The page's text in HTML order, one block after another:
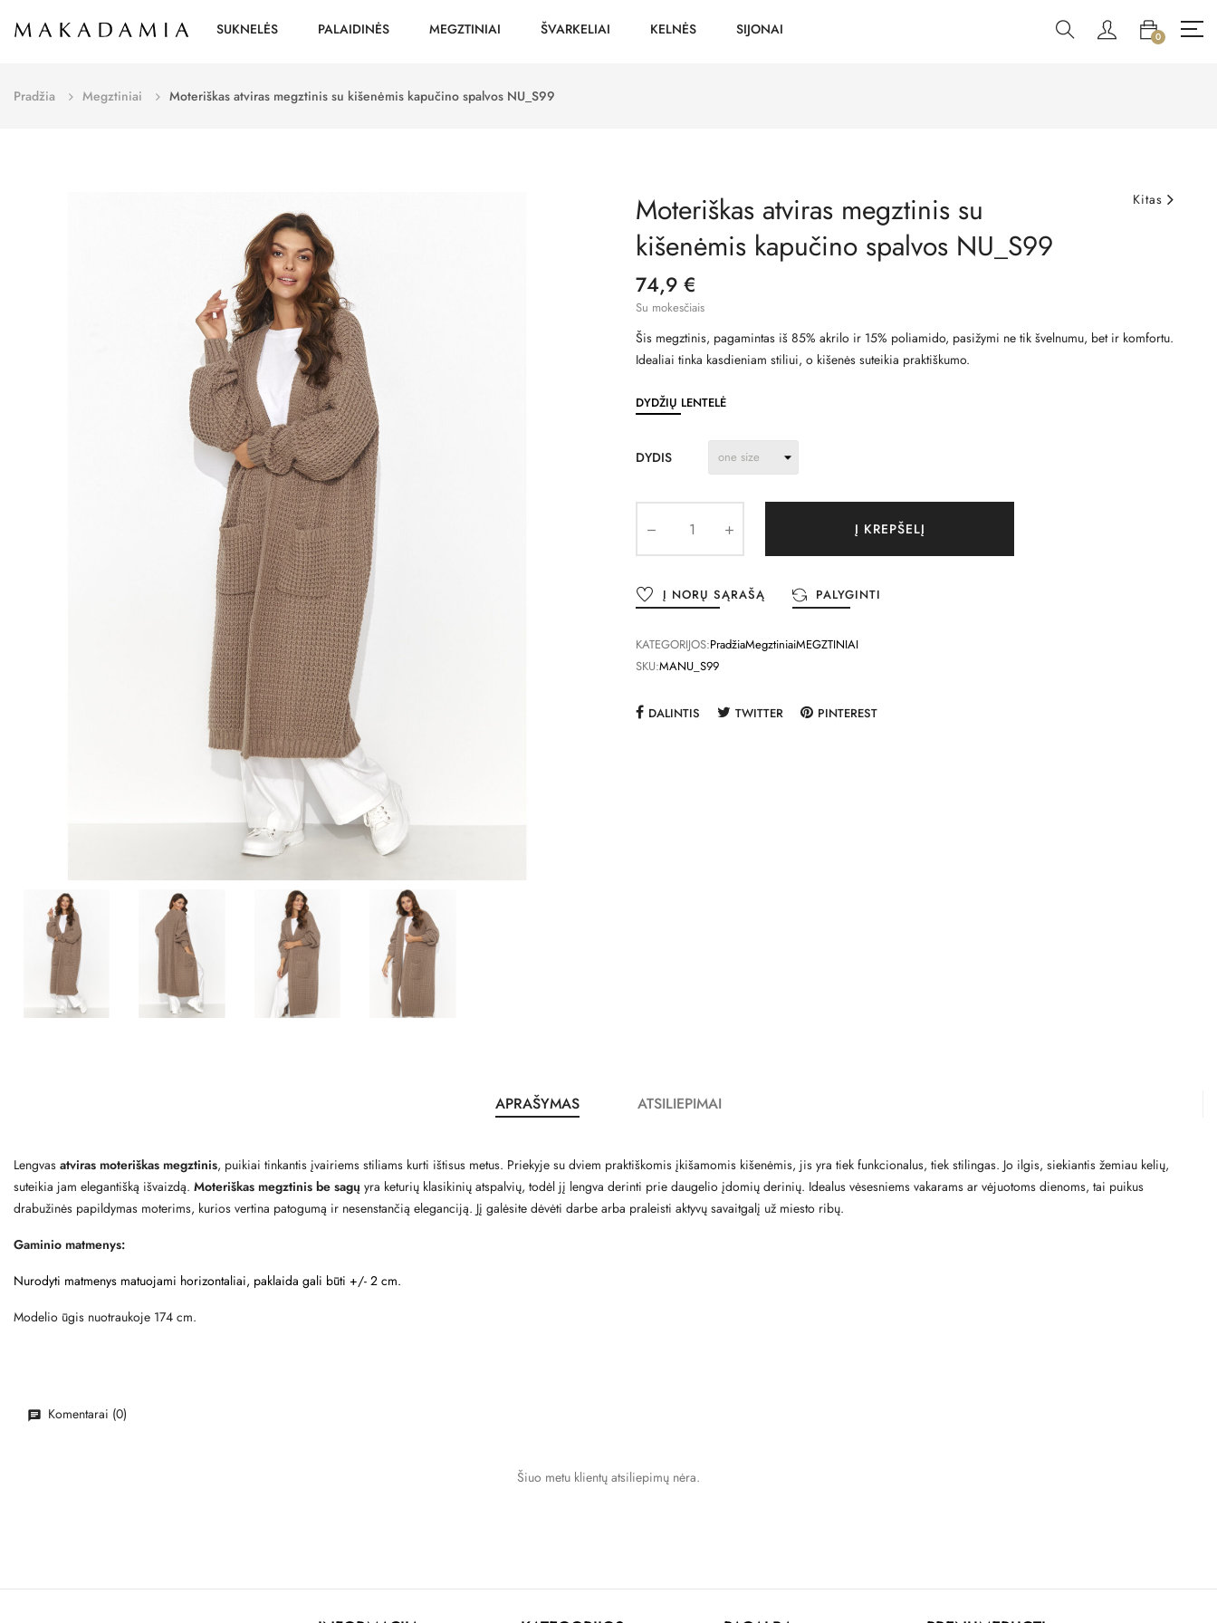
SUKNELĖS PALAIDINĖS MEGZTINIAI ŠVARKELIAI KELNĖS SIJONAI 0
Pradžia Megztiniai Moteriškas atviras megztinis su kišenėmis kapučino spalvos NU_S99
Kitas
Moteriškas atviras megztinis su
kišenėmis kapučino spalvos NU_S99
74,9 €
Su mokesčiais
Šis megztinis, pagamintas iš 85% akrilo ir 15% poliamido, pasižymi ne tik švelnumu, bet ir komfortu.
Idealiai tinka kasdieniam stiliui, o kišenės suteikia praktiškumo.
DYDŽIŲ LENTELĖ
DYDIS
Į KREPŠELĮ
Į NORŲ SĄRAŠĄ PALYGINTI
KATEGORIJOS:PradžiaMegztiniaiMEGZTINIAI
SKU:MANU_S99
DALINTIS TWITTER PINTEREST
APRAŠYMAS ATSILIEPIMAI
Lengvas atviras moteriškas megztinis, puikiai tinkantis įvairiems stiliams kurti ištisus metus. Priekyje su dviem praktiškomis įkišamomis kišenėmis, jis yra tiek funkcionalus, tiek stilingas. Jo ilgis, siekiantis žemiau kelių,
suteikia jam elegantišką išvaizdą. Moteriškas megztinis be sagų yra keturių klasikinių atspalvių, todėl jį lengva derinti prie daugelio įdomių derinių. Idealus vėsesniems vakarams ar vėjuotoms dienoms, tai puikus
drabužinės papildymas moterims, kurios vertina patogumą ir nesenstančią eleganciją. Jį galėsite dėvėti darbe arba praleisti aktyvų savaitgalį už miesto ribų.
Gaminio matmenys:
Nurodyti matmenys matuojami horizontaliai, paklaida gali būti +/- 2 cm.
Modelio ūgis nuotraukoje 174 cm.
Komentarai (0)
Šiuo metu klientų atsiliepimų nėra.